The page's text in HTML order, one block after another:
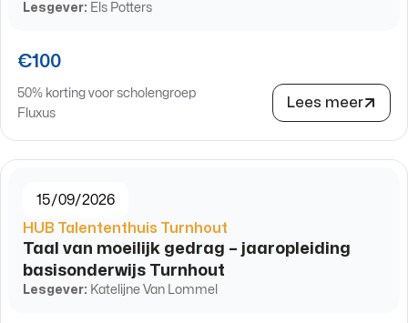
Lesgever: Els Potters
€100
50% korting voor scholengroep
Fluxus
Lees meer
15/09/2026
HUB Talententhuis Turnhout
Taal van moeilijk gedrag – jaaropleiding
basisonderwijs Turnhout
Lesgever: Katelijne Van Lommel